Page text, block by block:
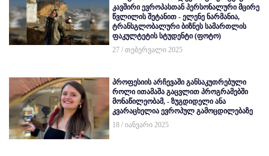
კავშირი ევროპასთან პერსონალური მცირე
წვლილის შეტანით - ელენე ნარმანია,
ტრანსგლობალური ბიზნეს სამართლის
ფაკულტეტის სტუდენტი (ფოტო)
27 / თებერვალი 2025
პროფესიის არჩევაში განსაკუთრებული
როლი ითამაშა გაცვლით პროგრამებში
მონაწილეობამ, - ზუგდიდელი ანა
კვარაცხელია ევროპულ გამოცდილებაზე
18 / იანვარი 2025